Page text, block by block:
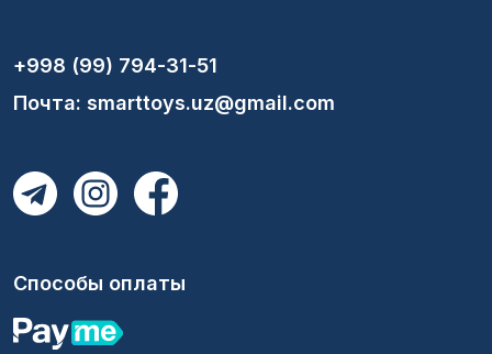
+998 (99) 794-31-51
Почта: smarttoys.uz@gmail.com
Способы оплаты